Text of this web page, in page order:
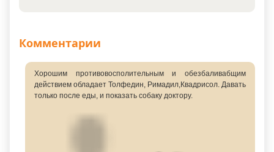
Комментарии
Хорошим противовосполительным и обезбаливабщим
действием обладает Толфедин, Римадил,Квадрисол. Давать
только после еды, и показать собаку доктору.